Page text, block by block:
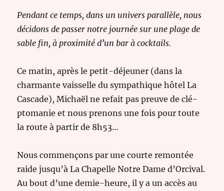
Pendant ce temps, dans un univers parallèle, nous
décidons de passer notre journée sur une plage de
sable fin, à proximité d’un bar à cocktails.
Ce matin, après le petit-déjeuner (dans la
charmante vaisselle du sympathique hôtel La
Cascade), Michaël ne refait pas preuve de clé-
ptomanie et nous prenons une fois pour toute
la route à partir de 8h53…
Nous commençons par une courte remontée
raide jusqu’à La Chapelle Notre Dame d’Orcival.
Au bout d’une demie-heure, il y a un accès au